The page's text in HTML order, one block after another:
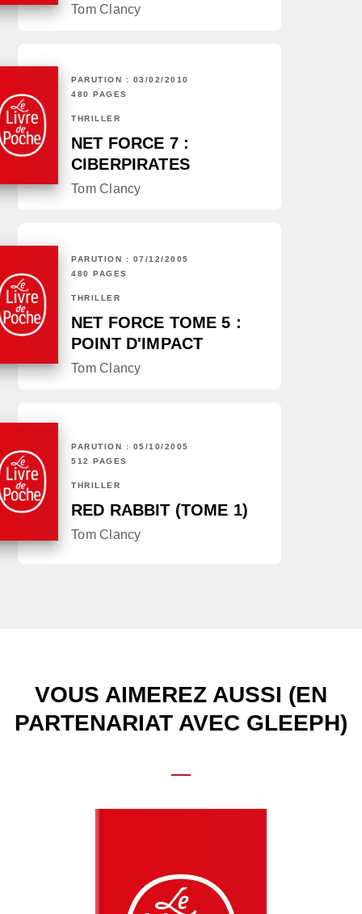
Tom Clancy
PARUTION : 03/02/2010
480 PAGES
THRILLER
NET FORCE 7 :
CIBERPIRATES
Tom Clancy
PARUTION : 07/12/2005
480 PAGES
THRILLER
NET FORCE TOME 5 :
POINT D'IMPACT
Tom Clancy
PARUTION : 05/10/2005
512 PAGES
THRILLER
RED RABBIT (TOME 1)
Tom Clancy
VOUS AIMEREZ AUSSI (EN
PARTENARIAT AVEC GLEEPH)